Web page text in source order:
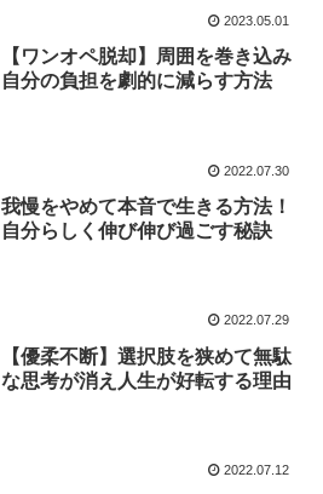
2023.05.01
【ワンオペ脱却】周囲を巻き込み
自分の負担を劇的に減らす方法
2022.07.30
我慢をやめて本音で生きる方法！
自分らしく伸び伸び過ごす秘訣
2022.07.29
【優柔不断】選択肢を狭めて無駄
な思考が消え人生が好転する理由
2022.07.12